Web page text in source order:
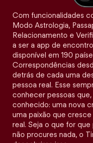
Com funcionalidades
Modo Astrologia,
Relacionamento e
a ser a app de
disponível em 190
Correspondências
detrás de cada uma
pessoa real. Esse
conhecer pessoas
conhecido: uma nova
uma paixão que
real. Seja o que for
não procures nada, o